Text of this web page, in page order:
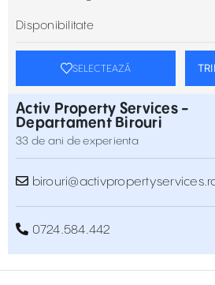
Disponibilitate
SELECTEAZĂ
Activ Property Services -
Departament Birouri
33 de ani de experienta
0724.584.442